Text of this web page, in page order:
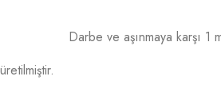
Darbe ve aşınmaya karşı 1
üretilmiştir.